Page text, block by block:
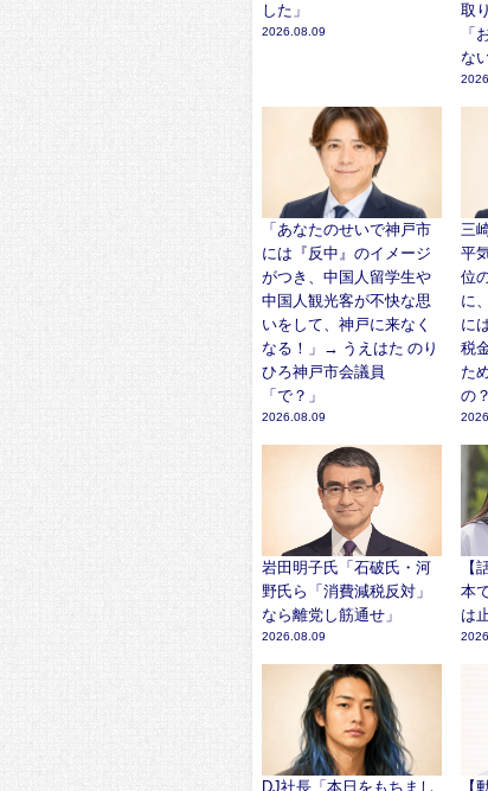
した」
2026.08.09
取
「
な
「あなたのせいで神戸市
には『反中』のイメージ
がつき、中国人留学生や
中国人観光客が不快な思
いをして、神戸に来なく
なる！」→ うえはた のり
ひろ神戸市会議員
「で？」
2026.08.09
三
平
位
に
に
税
た
の
岩田明子氏「石破氏・河
野氏ら「消費減税反対」
なら離党し筋通せ」
2026.08.09
【
本
は
DJ社長「本日をもちまし
【